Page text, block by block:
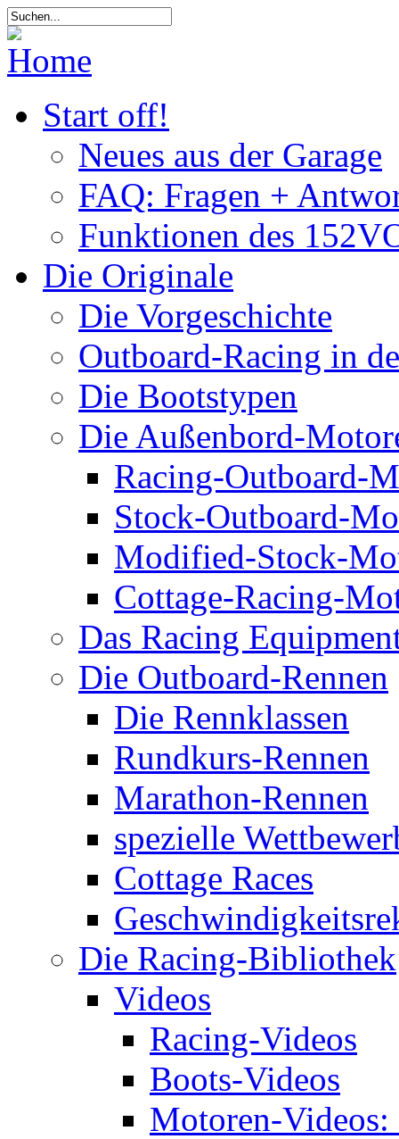
Start off!
Neues aus der Garage
FAQ: Fragen +
Funktionen des
Die Originale
Die Vorgeschichte
Outboard-Racing in
Die Bootstypen
Die Außenbord-
Racing-Outboard-
Stock-Outboard-
Modified-Stock-
Cottage-Racing-
Das Racing
Die Outboard-Rennen
Die Rennklassen
Rundkurs-Rennen
Marathon-Rennen
spezielle
Cottage Races
Die Racing-Bibliothek
Videos
Racing-Videos
Boots-Videos
Motoren-